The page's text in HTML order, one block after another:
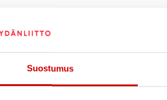
Suostumus